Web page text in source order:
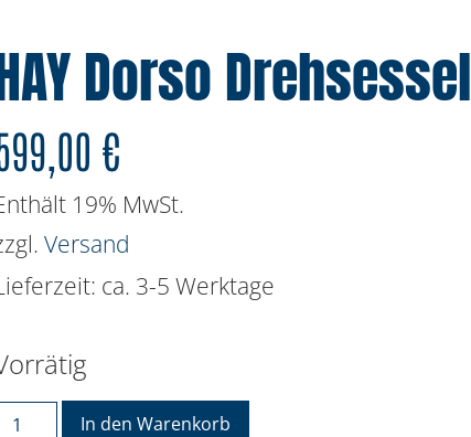
Dorso Drehsessel
€
19% MwSt.
Versand
ca. 3-5 Werktage
In den Warenkorb